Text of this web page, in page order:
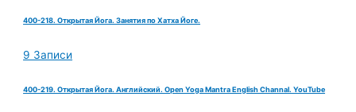
400-218. Открытая Йога. Занятия по Хатха Йоге.
9 Записи
400-219. Открытая Йога. Английский. Open Yoga Mantra English Channal. YouTube